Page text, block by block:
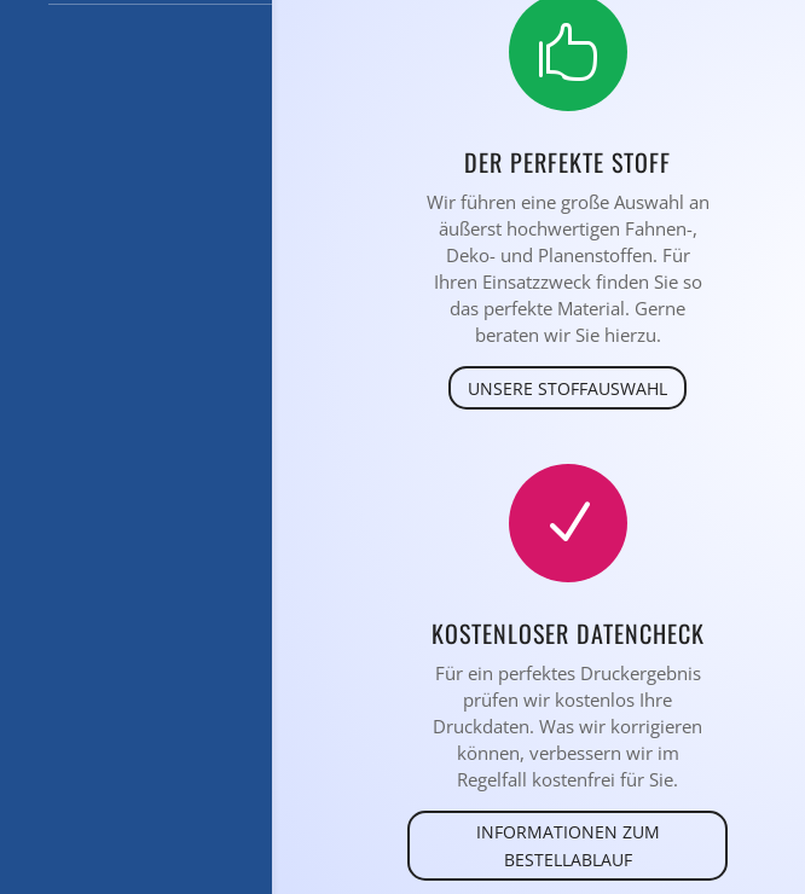

DER PERFEKTE STOFF
Wir führen eine große Auswahl an
äußerst hochwertigen Fahnen-,
Deko- und Planenstoffen. Für
Ihren Einsatzzweck finden Sie so
das perfekte Material. Gerne
beraten wir Sie hierzu.
UNSERE STOFFAUSWAHL
N
KOSTENLOSER DATENCHECK
Für ein perfektes Druckergebnis
prüfen wir kostenlos Ihre
Druckdaten. Was wir korrigieren
können, verbessern wir im
Regelfall kostenfrei für Sie.
INFORMATIONEN ZUM
BESTELLABLAUF